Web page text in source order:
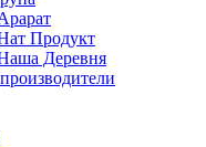
Продукт
Деревня